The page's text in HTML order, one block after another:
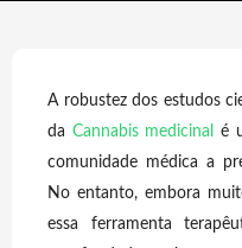
A robustez dos estudos
da Cannabis medicinal
é
comunidade médica a
No entanto, embora
essa ferramenta